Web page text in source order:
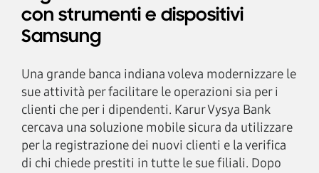
con strumenti e dispositivi
Samsung
Una grande banca indiana voleva modernizzare le
sue attività per facilitare le operazioni sia per i
clienti che per i dipendenti. Karur Vysya Bank
cercava una soluzione mobile sicura da utilizzare
per la registrazione dei nuovi clienti e la verifica
di chi chiede prestiti in tutte le sue filiali. Dopo